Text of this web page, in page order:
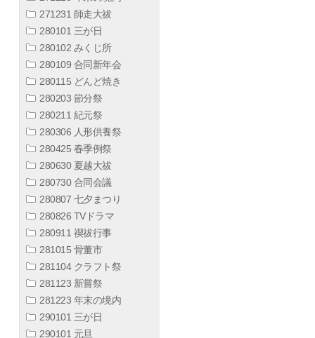
271231 師走大祓
280101 三が日
280102 みくじ所
280109 合同新年会
280115 どんど焼き
280203 節分祭
280211 紀元祭
280306 人形供養祭
280425 春季例祭
280630 夏越大祓
280730 合同会議
280807 七夕まつり
280826 TVドラマ
280911 禊祓行事
281015 骨董市
281104 クラフト祭
281123 新嘗祭
281223 年末の境内
290101 三が日
290101 元旦